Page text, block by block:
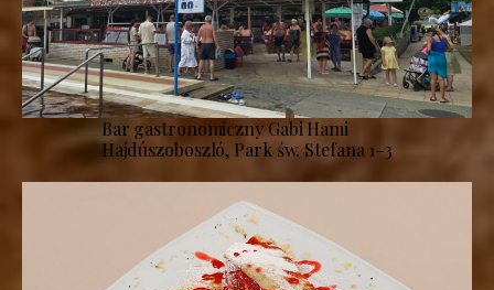
Bar gastronomiczny Gabi Hami
Hajdúszoboszló, Park św. Stefana 1–3